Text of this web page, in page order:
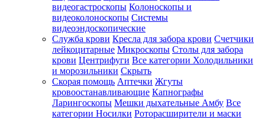
видеогастроскопы Колоноскопы и
видеоколоноскопы Системы
видеоэндоскопические
Служба крови Кресла для забора крови Счетчики
лейкоцитарные Микроскопы Столы для забора
крови Центрифуги Все категории Холодильники
и морозильники Скрыть
Скорая помощь Аптечки Жгуты
кровоостанавливающие Капнографы
Ларингоскопы Мешки дыхательные Амбу Все
категории Носилки Роторасширители и маски